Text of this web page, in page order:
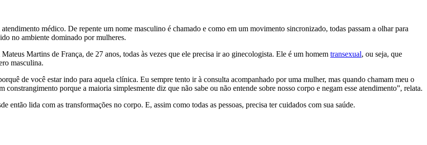
médico. De repente um nome masculino é chamado e como em um movimento sincronizado, todas passam a olhar para
no ambiente dominado por mulheres.
Martins de França, de 27 anos, todas às vezes que ele precisa ir ao ginecologista. Ele é um homem transexual, ou seja, que
masculina.
de você estar indo para aquela clínica. Eu sempre tento ir à consulta acompanhado por uma mulher, mas quando chamam meu o
porque a maioria simplesmente diz que não sabe ou não entende sobre nosso corpo e negam esse atendimento”, relata.
então lida com as transformações no corpo. E, assim como todas as pessoas, precisa ter cuidados com sua saúde.